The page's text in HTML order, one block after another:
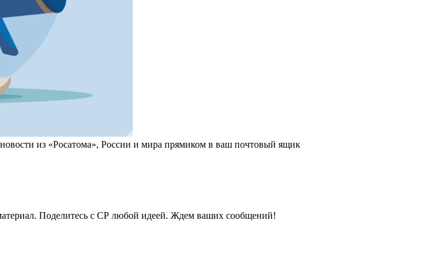
из «Росатома», России и мира прямиком в ваш почтовый ящик
Поделитесь с СР любой идеей. Ждем ваших сообщений!